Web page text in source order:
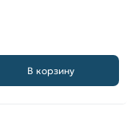
В корзину